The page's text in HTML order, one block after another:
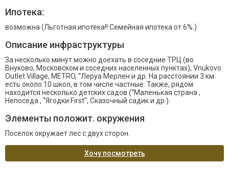
Ипотека:
возможна (Льготная ипотека!! Семейная ипотека от 6%.)
Описание инфраструктуры
За несколько минут можно доехать в соседние ТРЦ (во
Внуково, Московском и соседних населенных пунктах), Vnukovo
Outlet Village, METRO, “Леруа Мерлен и др. На расстоянии 3 км
есть около 10 школ, в том числе частные. Также, рядом
находится несколько детских садов (“Маленькая страна ,
Непоседа , “Ягодки First”, Сказочный садик и др.).
Элементы положит. окружения
Поселок окружает лес с двух сторон.
Хочу посмотреть